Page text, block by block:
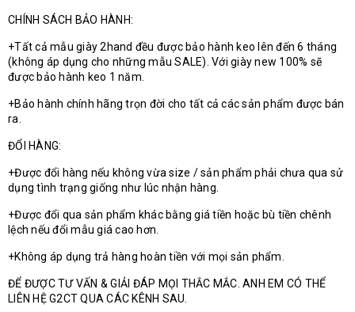
CHÍNH SÁCH BẢO HÀNH:
+Tất cả mẫu giày 2hand đều được bảo hành keo lên đến 6 tháng
(không áp dụng cho những mẫu SALE). Với giày new 100% sẽ
được bảo hành keo 1 năm.
+Bảo hành chính hãng trọn đời cho tất cả các sản phẩm được bán
ra.
ĐỔI HÀNG:
+Được đổi hàng nếu không vừa size / sản phẩm phải chưa qua sử
dụng tình trạng giống như lúc nhận hàng.
+Được đổi qua sản phẩm khác bằng giá tiền hoặc bù tiền chênh
lệch nếu đổi mẫu giá cao hơn.
+Không áp dụng trả hàng hoàn tiền với mọi sản phẩm.
ĐỂ ĐƯỢC TƯ VẤN & GIẢI ĐÁP MỌI THẮC MẮC. ANH EM CÓ THỂ
LIÊN HỆ G2CT QUA CÁC KÊNH SAU.